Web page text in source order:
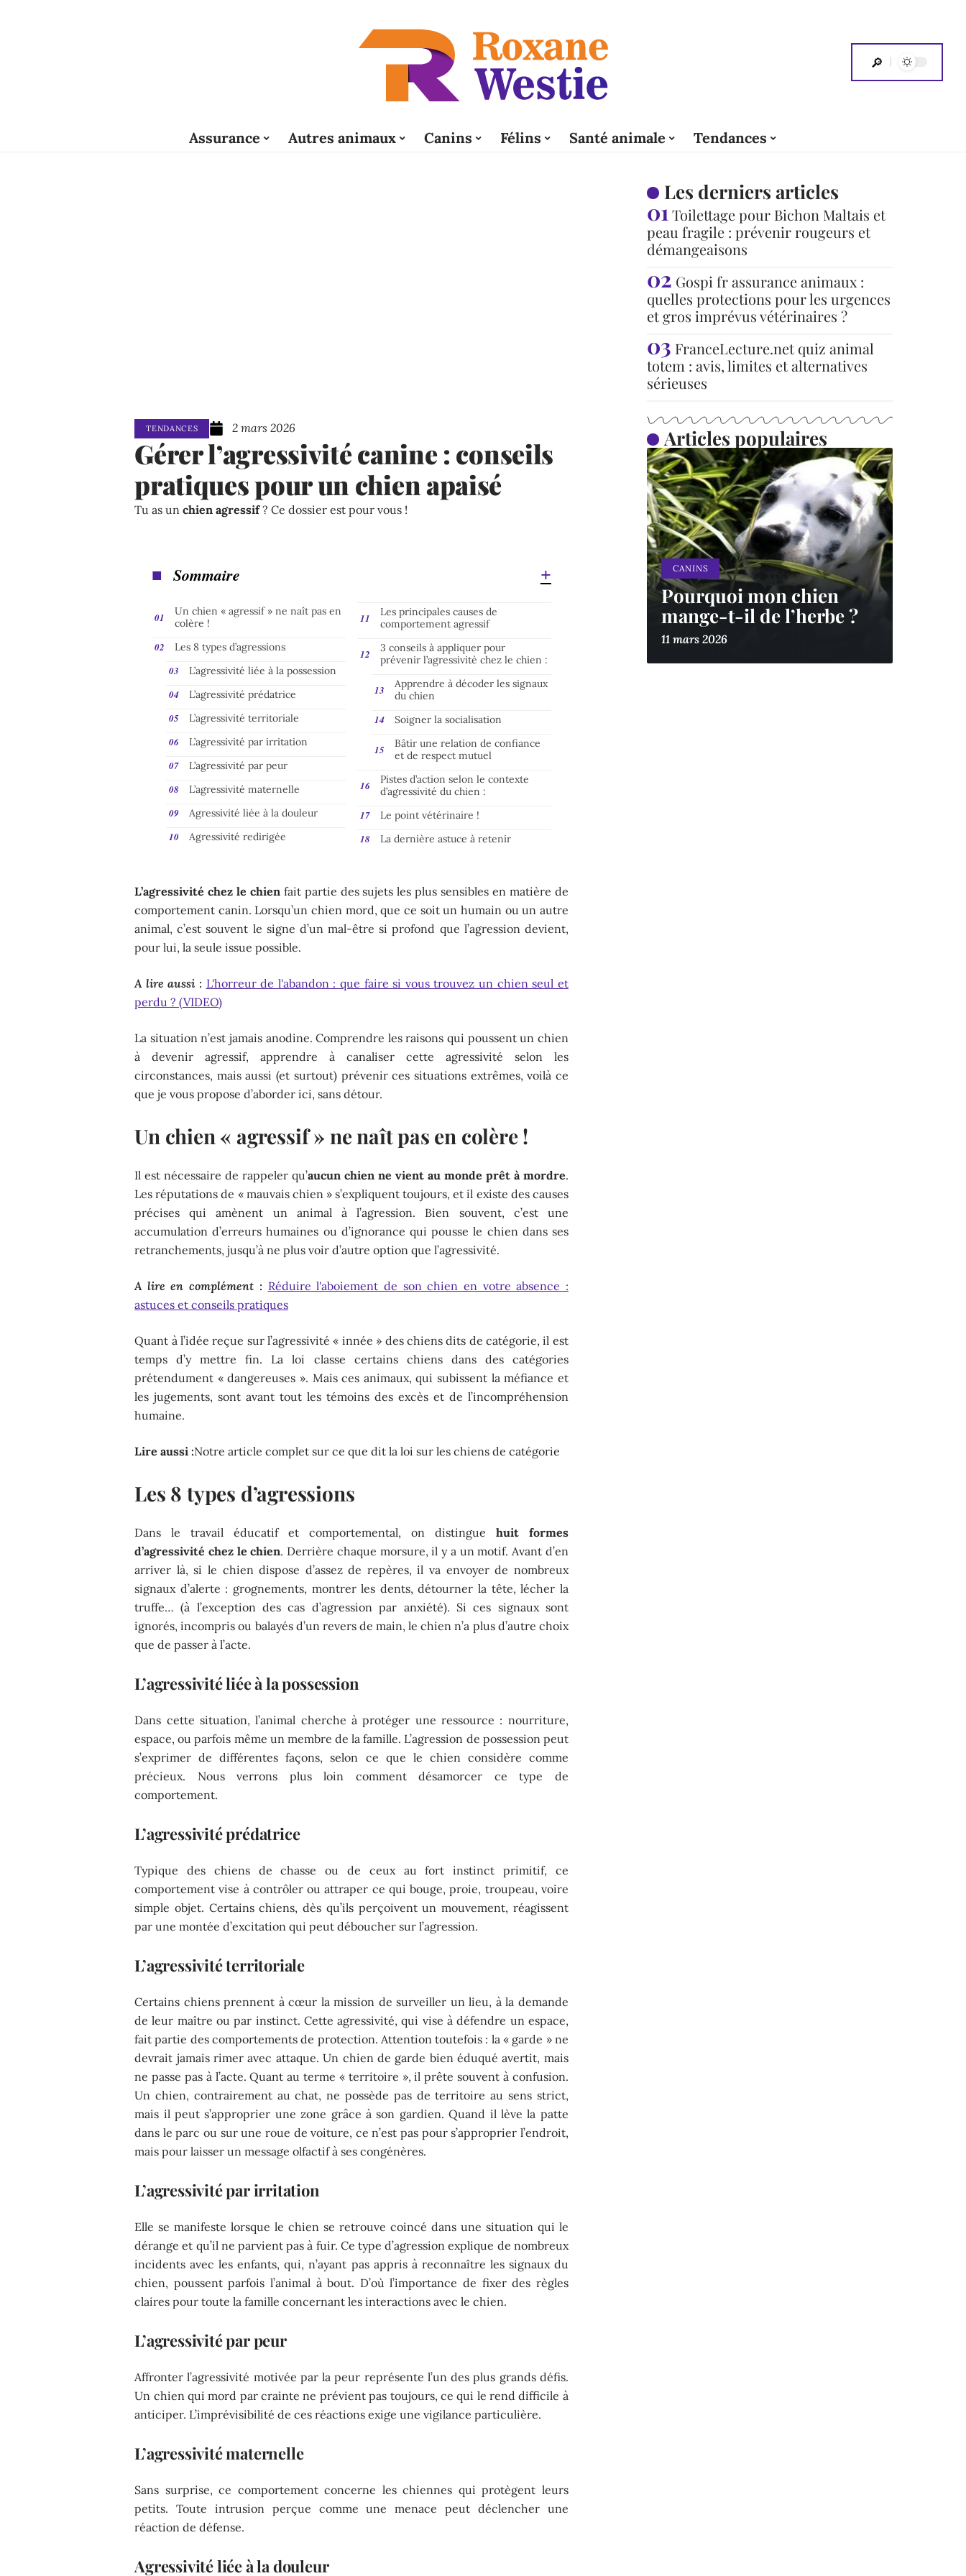
Assurance Autres animaux Canins Félins Santé animale Tendances
TENDANCES 2 mars 2026
Gérer l’agressivité canine : conseils
pratiques pour un chien apaisé
Tu as unchien agressif? Ce dossier est pour vous !
Sommaire
Un chien « agressif » ne naît pas en
colère !
Les 8 types d’agressions
L’agressivité liée à la possession
L’agressivité prédatrice
L’agressivité territoriale
L’agressivité par irritation
L’agressivité par peur
L’agressivité maternelle
Agressivité liée à la douleur
Agressivité redirigée
Les principales causes de
comportement agressif
3 conseils à appliquer pour
prévenir l’agressivité chez le chien :
Apprendre à décoder les signaux
du chien
Soigner la socialisation
Bâtir une relation de confiance
et de respect mutuel
Pistes d’action selon le contexte
d’agressivité du chien :
Le point vétérinaire !
La dernière astuce à retenir
L’agressivité chez le chienfait partie des sujets les plus sensibles en matière de
comportement canin. Lorsqu’un chien mord, que ce soit un humain ou un autre
animal, c’est souvent le signe d’un mal-être si profond que l’agression devient,
pour lui, la seule issue possible.
A lire aussi : L'horreur de l'abandon : que faire si vous trouvez un chien seul et
perdu ? (VIDEO)
La situation n’est jamais anodine. Comprendre les raisons qui poussent un chien
à devenir agressif, apprendre à canaliser cette agressivité selon les
circonstances, mais aussi (et surtout) prévenir ces situations extrêmes, voilà ce
que je vous propose d’aborder ici, sans détour.
Un chien « agressif » ne naît pas en colère !
Il est nécessaire de rappeler qu’aucun chien ne vient au monde prêt à mordre.
Les réputations de « mauvais chien » s’expliquent toujours, et il existe des causes
précises qui amènent un animal à l’agression. Bien souvent, c’est une
accumulation d’erreurs humaines ou d’ignorance qui pousse le chien dans ses
retranchements, jusqu’à ne plus voir d’autre option que l’agressivité.
A lire en complément : Réduire l'aboiement de son chien en votre absence :
astuces et conseils pratiques
Quant à l’idée reçue sur l’agressivité « innée » des chiens dits de catégorie, il est
temps d’y mettre fin. La loi classe certains chiens dans des catégories
prétendument « dangereuses ». Mais ces animaux, qui subissent la méfiance et
les jugements, sont avant tout les témoins des excès et de l’incompréhension
humaine.
Lire aussi :Notre article complet sur ce que dit la loi sur les chiens de catégorie
Les 8 types d’agressions
Dans le travail éducatif et comportemental, on distingue huit formes
d’agressivité chez le chien. Derrière chaque morsure, il y a un motif. Avant d’en
arriver là, si le chien dispose d’assez de repères, il va envoyer de nombreux
signaux d’alerte : grognements, montrer les dents, détourner la tête, lécher la
truffe… (à l’exception des cas d’agression par anxiété). Si ces signaux sont
ignorés, incompris ou balayés d’un revers de main, le chien n’a plus d’autre choix
que de passer à l’acte.
L’agressivité liée à la possession
Dans cette situation, l’animal cherche à protéger une ressource : nourriture,
espace, ou parfois même un membre de la famille. L’agression de possession peut
s’exprimer de différentes façons, selon ce que le chien considère comme
précieux. Nous verrons plus loin comment désamorcer ce type de
comportement.
L’agressivité prédatrice
Typique des chiens de chasse ou de ceux au fort instinct primitif, ce
comportement vise à contrôler ou attraper ce qui bouge, proie, troupeau, voire
simple objet. Certains chiens, dès qu’ils perçoivent un mouvement, réagissent
par une montée d’excitation qui peut déboucher sur l’agression.
L’agressivité territoriale
Certains chiens prennent à cœur la mission de surveiller un lieu, à la demande
de leur maître ou par instinct. Cette agressivité, qui vise à défendre un espace,
fait partie des comportements de protection. Attention toutefois : la « garde » ne
devrait jamais rimer avec attaque. Un chien de garde bien éduqué avertit, mais
ne passe pas à l’acte. Quant au terme « territoire », il prête souvent à confusion.
Un chien, contrairement au chat, ne possède pas de territoire au sens strict,
mais il peut s’approprier une zone grâce à son gardien. Quand il lève la patte
dans le parc ou sur une roue de voiture, ce n’est pas pour s’approprier l’endroit,
mais pour laisser un message olfactif à ses congénères.
L’agressivité par irritation
Elle se manifeste lorsque le chien se retrouve coincé dans une situation qui le
dérange et qu’il ne parvient pas à fuir. Ce type d’agression explique de nombreux
incidents avec les enfants, qui, n’ayant pas appris à reconnaître les signaux du
chien, poussent parfois l’animal à bout. D’où l’importance de fixer des règles
claires pour toute la famille concernant les interactions avec le chien.
L’agressivité par peur
Affronter l’agressivité motivée par la peur représente l’un des plus grands défis.
Un chien qui mord par crainte ne prévient pas toujours, ce qui le rend difficile à
anticiper. L’imprévisibilité de ces réactions exige une vigilance particulière.
L’agressivité maternelle
Sans surprise, ce comportement concerne les chiennes qui protègent leurs
petits. Toute intrusion perçue comme une menace peut déclencher une
réaction de défense.
Agressivité liée à la douleur
Les derniers articles
Toilettage pour Bichon Maltais et
peau fragile : prévenir rougeurs et
démangeaisons
Gospi fr assurance animaux :
quelles protections pour les urgences
et gros imprévus vétérinaires ?
FranceLecture.net quiz animal
totem : avis, limites et alternatives
sérieuses
Articles populaires
CANINS
Pourquoi mon chien
mange-t-il de l’herbe ?
11 mars 2026